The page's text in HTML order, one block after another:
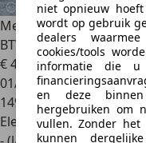
Mercedes-Benz GLE 350
BTW
€ 49.9991
01/2022
149.888 km
Elektro/Diesel
niet opnieuw
wordt op gebruik
dealers
cookies/tools
informatie die
en deze
hergebruiken om
vullen. Zonder het
kunnen